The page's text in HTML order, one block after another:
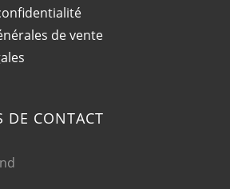
de vente
DE CONTACT